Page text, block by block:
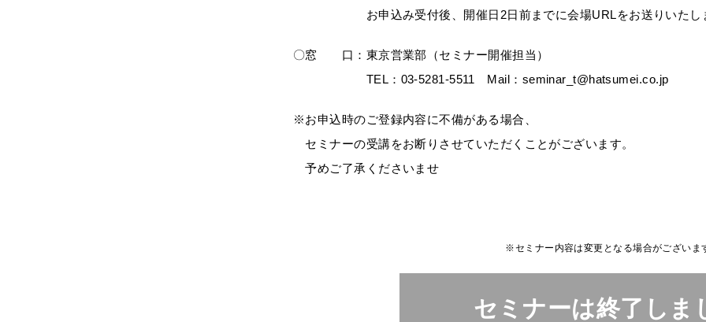
お申込み受付後、開催日2日前までに会場URLをお送りいたし
〇窓 口：東京営業部（セミナー開催担当）
TEL： 03-5281-5511 Mail ： seminar_t@hatsumei.co.jp
※お申込時のご登録内容に不備がある場合、
セミナーの受講をお断りさせていただくことがございます。
予めご了承くださいませ
※セミナー内容は変更となる場合がございま
セミナーは終了しま